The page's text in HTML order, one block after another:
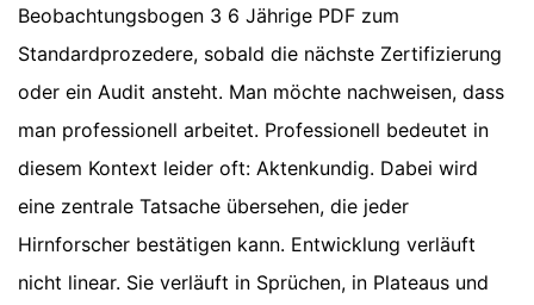
Beobachtungsbogen 3 6 Jährige PDF zum
Standardprozedere, sobald die nächste Zertifizierung
oder ein Audit ansteht. Man möchte nachweisen, dass
man professionell arbeitet. Professionell bedeutet in
diesem Kontext leider oft: Aktenkundig. Dabei wird
eine zentrale Tatsache übersehen, die jeder
Hirnforscher bestätigen kann. Entwicklung verläuft
nicht linear. Sie verläuft in Sprüchen, in Plateaus und